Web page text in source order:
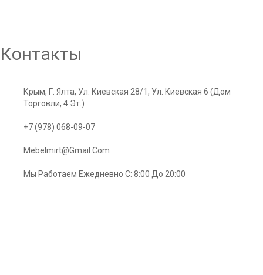
Контакты
Крым, Г. Ялта, Ул. Киевская 28/1, Ул. Киевская 6 (Дом
Торговли, 4 Эт.)
+7 (978) 068-09-07
Mebelmirt@gmail.com
Мы Работаем Ежедневно С: 8:00 До 20:00